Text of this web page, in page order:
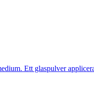
Ett glaspulver